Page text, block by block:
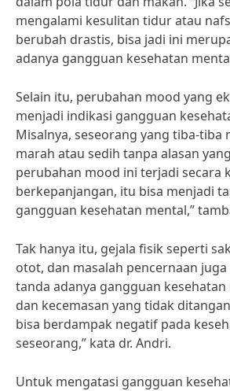
mengalami kesulitan tidur atau
berubah drastis, bisa jadi ini
adanya gangguan kesehatan
Selain itu, perubahan mood yang
menjadi indikasi gangguan
Misalnya, seseorang yang tiba-tiba
marah atau sedih tanpa alasan
perubahan mood ini terjadi secara
berkepanjangan, itu bisa menjadi
gangguan kesehatan mental,”
Tak hanya itu, gejala fisik seperti
otot, dan masalah pencernaan
tanda adanya gangguan kesehatan
dan kecemasan yang tidak
bisa berdampak negatif pada
seseorang,” kata dr. Andri.
Untuk mengatasi gangguan